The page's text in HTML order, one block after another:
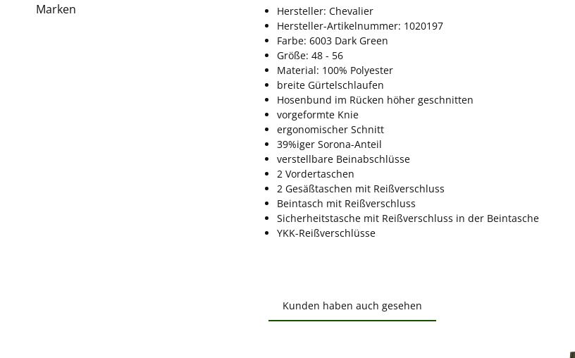
Marken
Hersteller: Chevalier
Hersteller-Artikelnummer: 1020197
Farbe: 6003 Dark Green
Größe: 48 - 56
Material: 100% Polyester
breite Gürtelschlaufen
Hosenbund im Rücken höher geschnitten
vorgeformte Knie
ergonomischer Schnitt
39%iger Sorona-Anteil
verstellbare Beinabschlüsse
2 Vordertaschen
2 Gesäßtaschen mit Reißverschluss
Beintasch mit Reißverschluss
Sicherheitstasche mit Reißverschluss in der Beintasche
YKK-Reißverschlüsse
Kunden haben auch gesehen